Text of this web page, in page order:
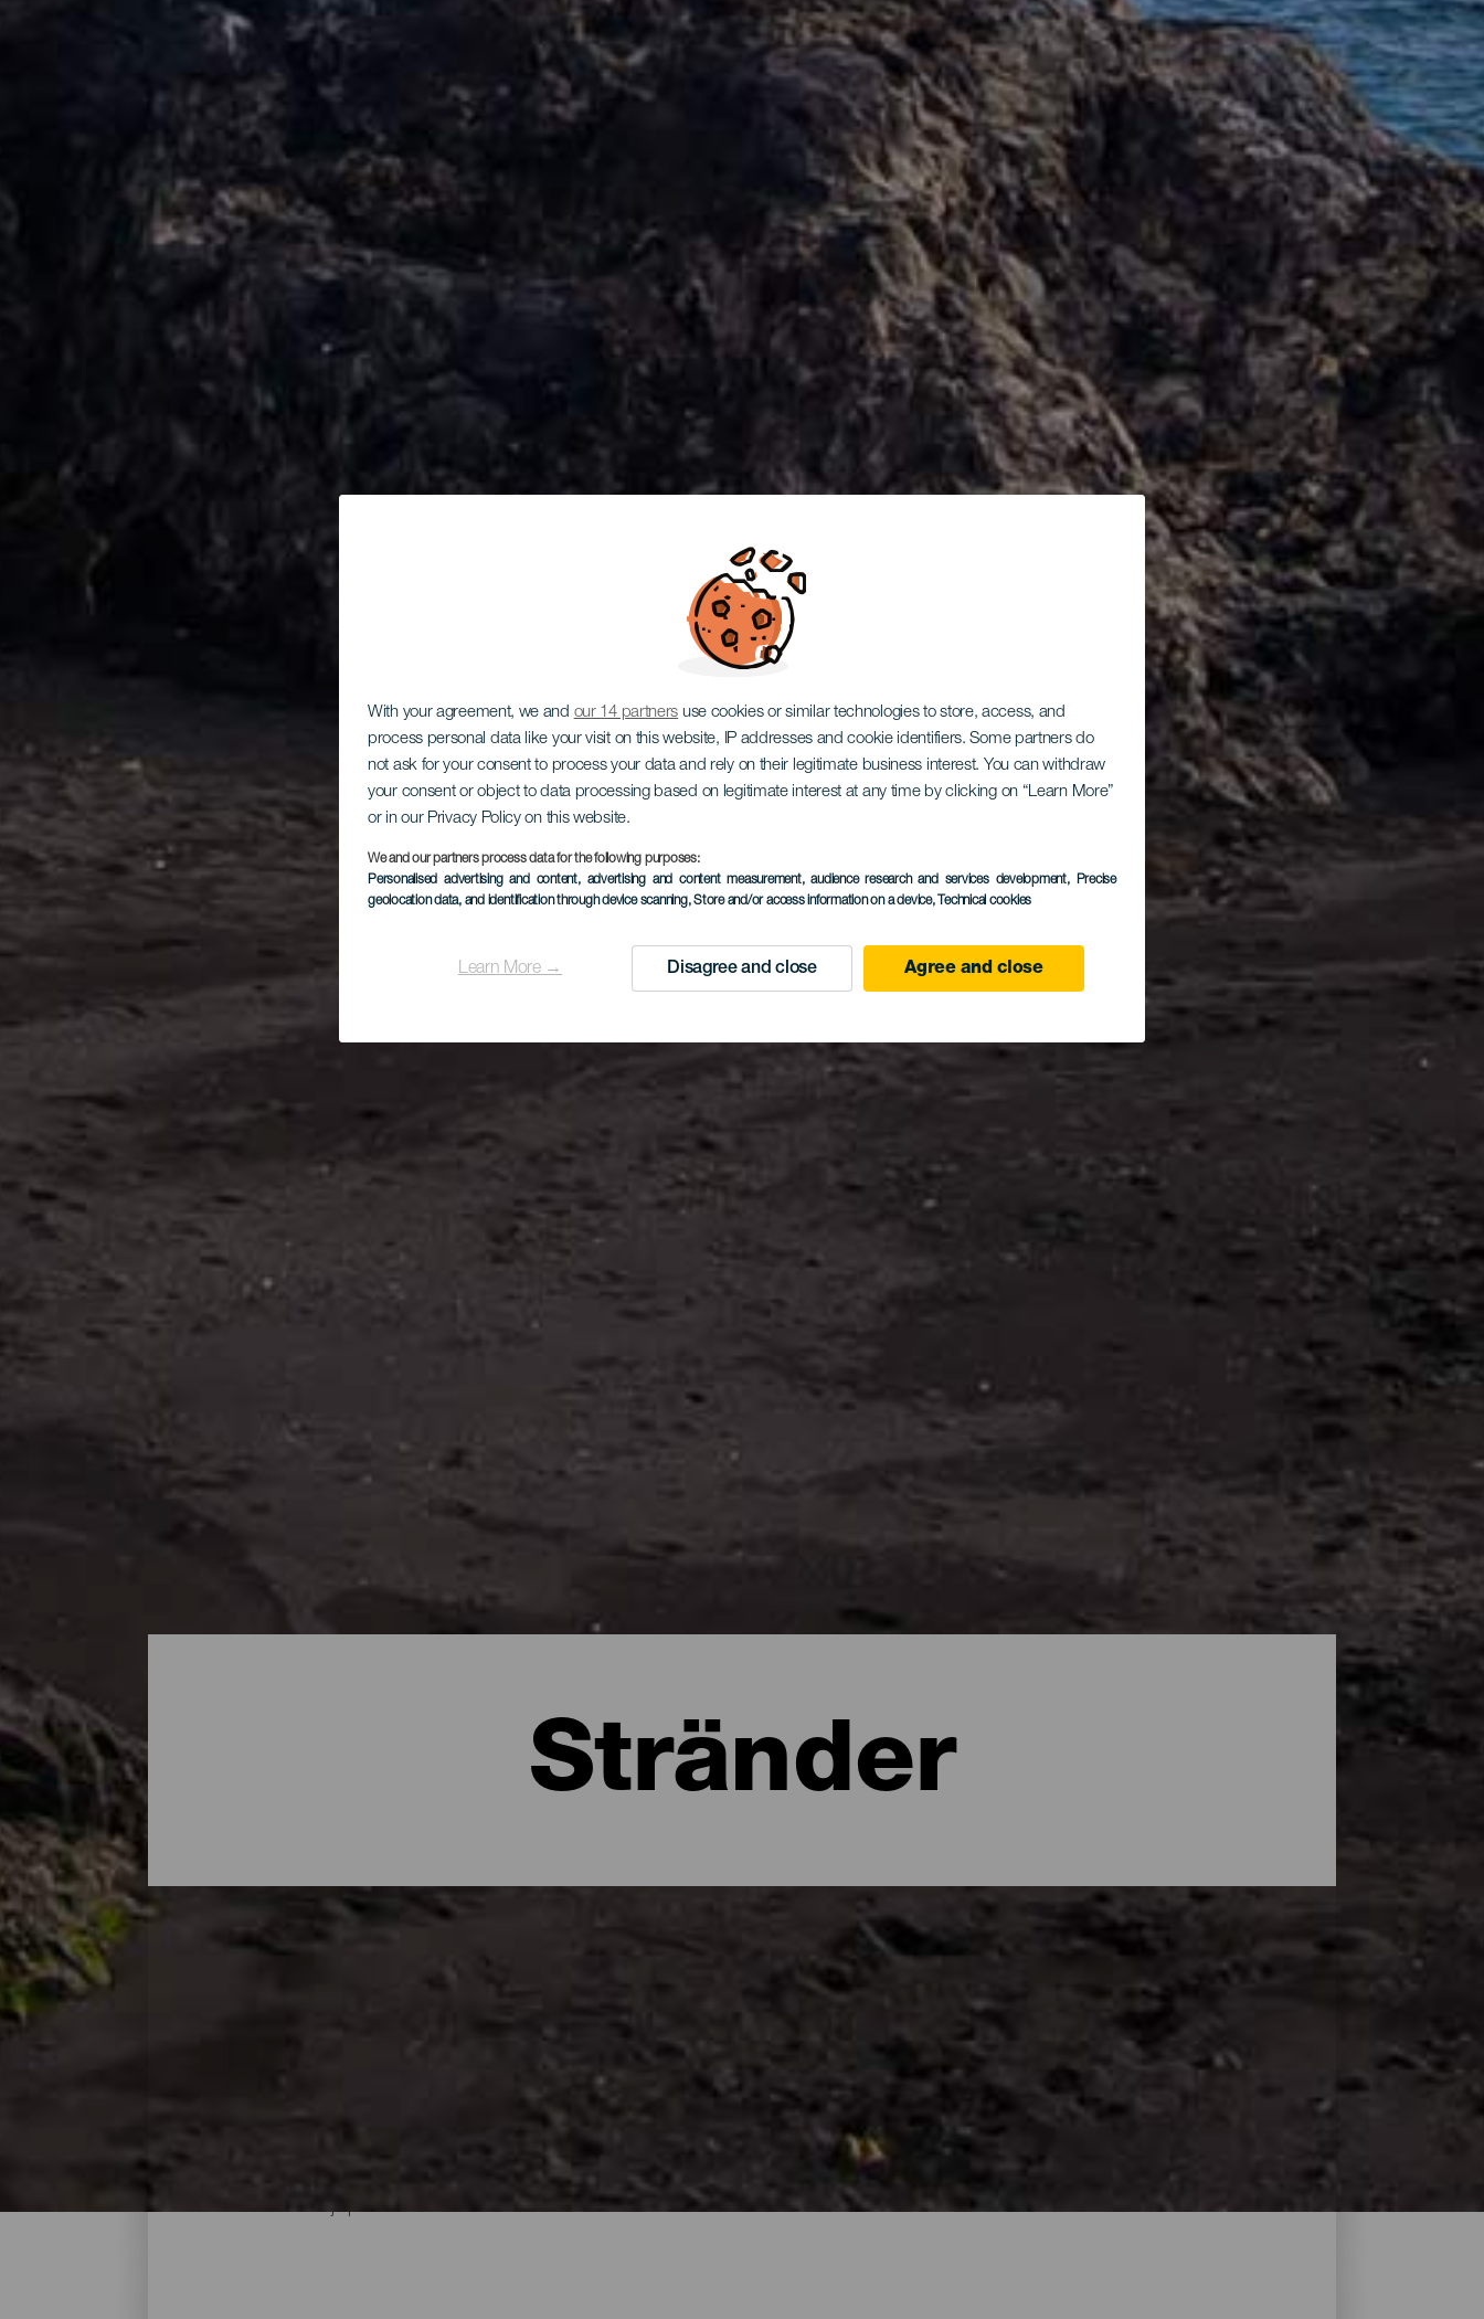
With your agreement, we and our 14 partners use cookies or similar technologies to store, access, and
process personal data like your visit on this website, IP addresses and cookie identifiers. Some partners do
not ask for your consent to process your data and rely on their legitimate business interest. You can withdraw
your consent or object to data processing based on legitimate interest at any time by clicking on “Learn More”
or in our Privacy Policy on this website.
We and our partners process data for the following purposes:
Personalised advertising and content, advertising and content measurement, audience research and services development, Precise
geolocation data, and identification through device scanning, Store and/or access information on a device, Technical cookies
Learn More → Disagree and close Agree and close
Stränder
När man tänker på La Palma är det vanligt att föreställa sig lummiga skogar i olika gröna nyanser och karga landskap som skyddas av vulkaner, men
öns natur bjuder också på överraskningar i form av stränder. Det finns urbana stränder med all service, stora stränder där du kan hitta ditt eget
utrymme och små som ligger vid foten av berg eller klippor där du kan uppleva känslan av frihet. Men de har alla något gemensamt: den unika svarta
sanden och möjligheten att njuta av dem året runt tack vare skärgårdens soliga klimat. Ta reda på hur de är och var de viktigaste stränderna på La
Palma finns och börja planera din semester.